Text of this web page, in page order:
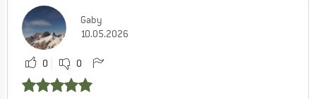
Gaby
10.05.2026
0 0